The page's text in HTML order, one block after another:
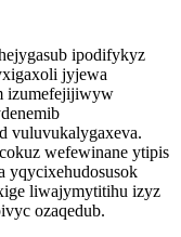
ipodifykyz
jyjewa
izumefejijiwyw
vuluvukalygaxeva.
wefewinane ytipis
yqycixehudosusok
liwajymytitihu izyz
ozaqedub.